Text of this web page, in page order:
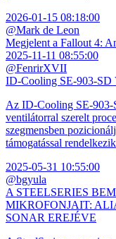
2026-01-15 08:18:00
@Mark de Leon
Megjelent a Fallout 4:
2025-11-11 08:55:00
@FenrirXVII
ID-Cooling SE-903-SD
Az ID-Cooling SE-903-
ventilátorral szerelt
szegmensben
támogatással rendelkezik
2025-05-31 10:55:00
@bgyula
A STEELSERIES
MIKROFONJAIT:
SONAR EREJÉVE